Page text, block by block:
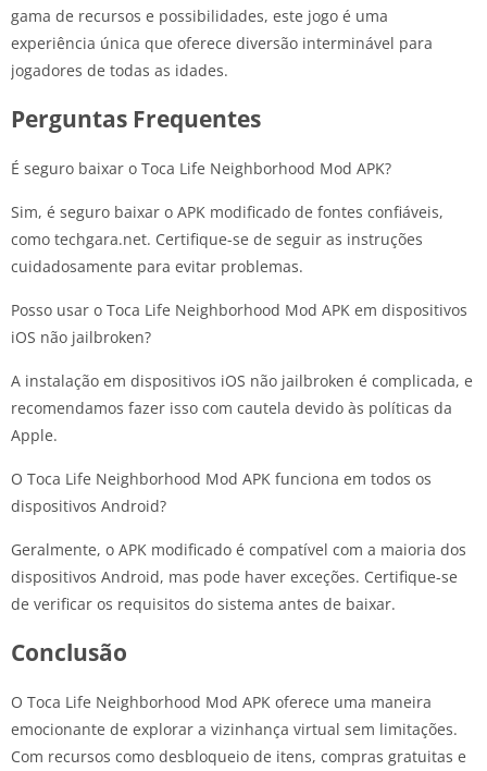
gama de recursos e possibilidades, este jogo é uma
experiência única que oferece diversão interminável para
jogadores de todas as idades.
Perguntas Frequentes
É seguro baixar o Toca Life Neighborhood Mod APK?
Sim, é seguro baixar o APK modificado de fontes confiáveis,
como techgara.net. Certifique-se de seguir as instruções
cuidadosamente para evitar problemas.
Posso usar o Toca Life Neighborhood Mod APK em dispositivos
iOS não jailbroken?
A instalação em dispositivos iOS não jailbroken é complicada, e
recomendamos fazer isso com cautela devido às políticas da
Apple.
O Toca Life Neighborhood Mod APK funciona em todos os
dispositivos Android?
Geralmente, o APK modificado é compatível com a maioria dos
dispositivos Android, mas pode haver exceções. Certifique-se
de verificar os requisitos do sistema antes de baixar.
Conclusão
O Toca Life Neighborhood Mod APK oferece uma maneira
emocionante de explorar a vizinhança virtual sem limitações.
Com recursos como desbloqueio de itens, compras gratuitas e